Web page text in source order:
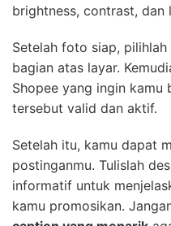
brightness, contrast, dan
Setelah foto siap, pilihlah
bagian atas layar.
Shopee yang ingin kamu
tersebut valid dan aktif.
Setelah itu, kamu dapat
postinganmu. Tulislah
informatif untuk
kamu promosikan.